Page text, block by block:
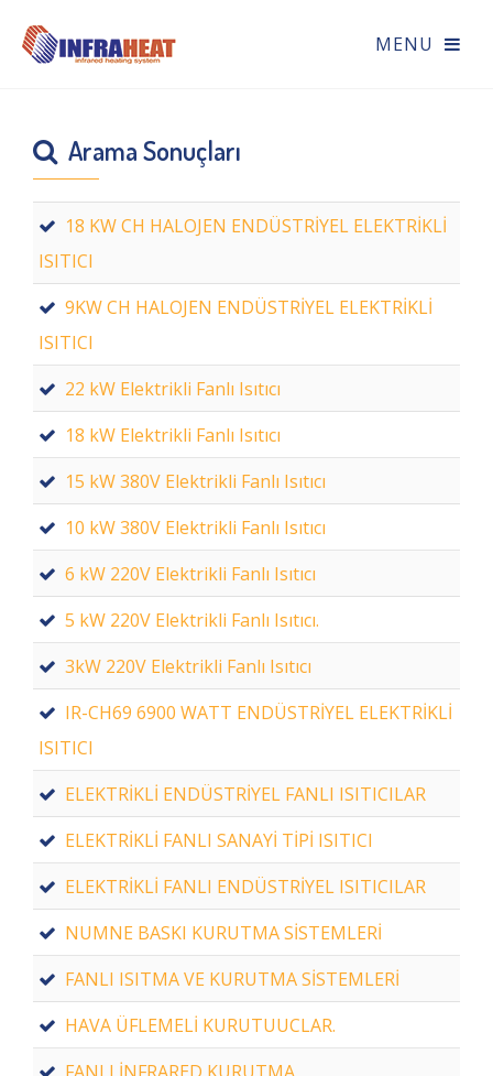
Arama Sonuçları
18 KW CH HALOJEN ENDÜSTRİYEL ELEKTRİKLİ
ISITICI
9KW CH HALOJEN ENDÜSTRİYEL ELEKTRİKLİ
ISITICI
22 kW Elektrikli Fanlı Isıtıcı
18 kW Elektrikli Fanlı Isıtıcı
15 kW 380V Elektrikli Fanlı Isıtıcı
10 kW 380V Elektrikli Fanlı Isıtıcı
6 kW 220V Elektrikli Fanlı Isıtıcı
5 kW 220V Elektrikli Fanlı Isıtıcı.
3kW 220V Elektrikli Fanlı Isıtıcı
IR-CH69 6900 WATT ENDÜSTRİYEL ELEKTRİKLİ
ISITICI
ELEKTRİKLİ ENDÜSTRİYEL FANLI ISITICILAR
ELEKTRİKLİ FANLI SANAYİ TİPİ ISITICI
ELEKTRİKLİ FANLI ENDÜSTRİYEL ISITICILAR
NUMNE BASKI KURUTMA SİSTEMLERİ
FANLI ISITMA VE KURUTMA SİSTEMLERİ
HAVA ÜFLEMELİ KURUTUUCLAR.